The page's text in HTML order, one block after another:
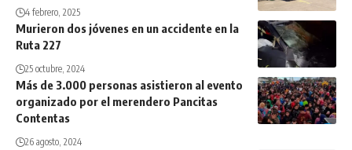
4 febrero, 2025
Murieron dos jóvenes en un accidente en la
Ruta 227
25 octubre, 2024
Más de 3.000 personas asistieron al evento
organizado por el merendero Pancitas
Contentas
26 agosto, 2024